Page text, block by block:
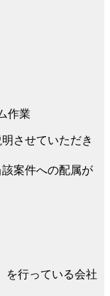
業
させていただき
案件への配属が
を行っている会社